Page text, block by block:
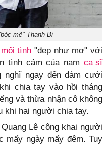
mẽ" Thanh Bi
mối tình "đẹp như mơ" với
tình cảm của nam ca sĩ
nghĩ ngay đến đám cưới
chia tay vào hồi tháng
và thừa nhận cô không
khi hai người chia tay.
Lê công khai người
mấy ngày mấy đêm. Tuy